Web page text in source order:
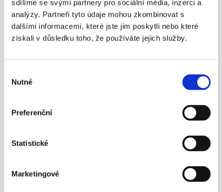
sdílíme se svými partnery pro sociální média, inzerci a
analýzy. Partneři tyto údaje mohou zkombinovat s
dalšími informacemi, které jste jim poskytli nebo které
získali v důsledku toho, že používáte jejich služby.
souhlasu
Nutné
Preferenční
Statistické
Marketingové
Další články
11. 4. 2016
¶
nestačí!
Nezapomínejme ani na novinku – možnost mít
Více info